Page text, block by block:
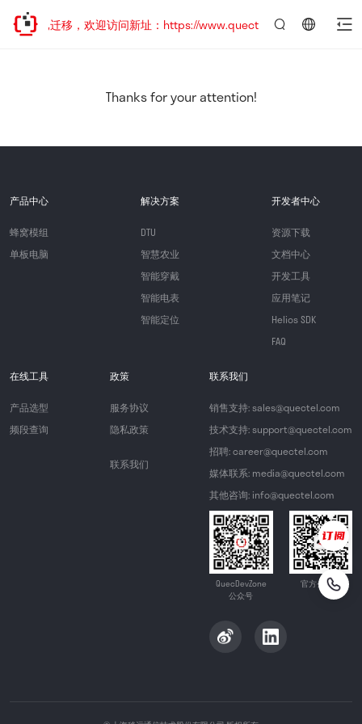
地址已迁移，欢迎访问新址：https://www.quectel.com.cn
Thanks for your attention!
产品中心
蜂窝模组
单板电脑
解决方案
DTU
智慧农业
智能穿戴
智能电表
智能定位
开发者中心
资源下载
文档中心
开发工具
应用笔记
Helios SDK
FAQ
在线工具
产品选型
频段查询
政策
服务协议
隐私政策
联系我们
联系我们
销售支持: sales@quectel.com
技术支持: support@quectel.com
招聘: career@quectel.com
媒体联系: media@quectel.com
其他咨询: info@quectel.com
QuecDevZone
公众号
官方公众号